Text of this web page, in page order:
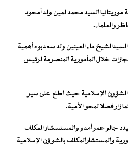
السيد محمد لمين ولد أمحود
والعلماء.
ماء العينين ولد سعدبوه أهمية
خلال المأمورية المنصرمة لرئيس
الشؤون الإسلامية حيث اطلع على سير
زار فصلا لمحو الأمية.
جالو عمر أمدو والمستسشار المكلف
والمستشارالمكلف بالشوؤن الإسلامية